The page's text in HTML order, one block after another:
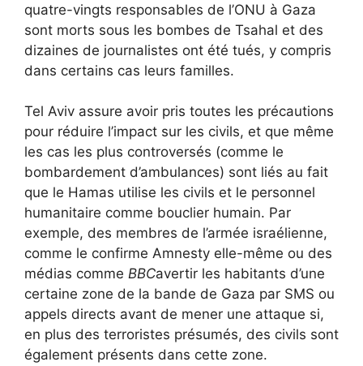
quatre-vingts responsables de l’ONU à Gaza
sont morts sous les bombes de Tsahal et des
dizaines de journalistes ont été tués, y compris
dans certains cas leurs familles.
Tel Aviv assure avoir pris toutes les précautions
pour réduire l’impact sur les civils, et que même
les cas les plus controversés (comme le
bombardement d’ambulances) sont liés au fait
que le Hamas utilise les civils et le personnel
humanitaire comme bouclier humain. Par
exemple, des membres de l’armée israélienne,
comme le confirme Amnesty elle-même ou des
médias comme BBCavertir les habitants d’une
certaine zone de la bande de Gaza par SMS ou
appels directs avant de mener une attaque si,
en plus des terroristes présumés, des civils sont
également présents dans cette zone.